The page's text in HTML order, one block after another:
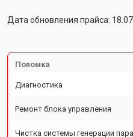
Дата обновления прайса:
Поломка
Диагностика
Ремонт блока управления
Чистка системы генерации пара